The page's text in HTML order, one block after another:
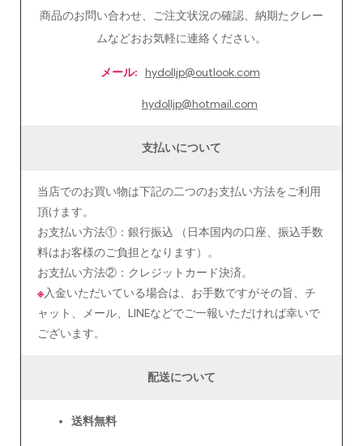
商品のお問い合わせ、ご注文状況の確認、納期たクレー
ムなどおお気軽に連絡ください。
メール: hydolljp@outlook.com
hydolljp@hotmail.com
支払いについて
当店でのお買い物は下記の二つのお支払い方法をご利用
頂けます。
お支払い方法①：銀行振込 （日本国内の口座、振込手数
料はお客様のご負担となります）。
お支払い方法②：クレジットカード決済。
※入金いただいている場合は、お手数ですがその旨、チ
ャット、メール、LINEなどでご一報いただければ幸いで
ございます。
配送について
送料無料